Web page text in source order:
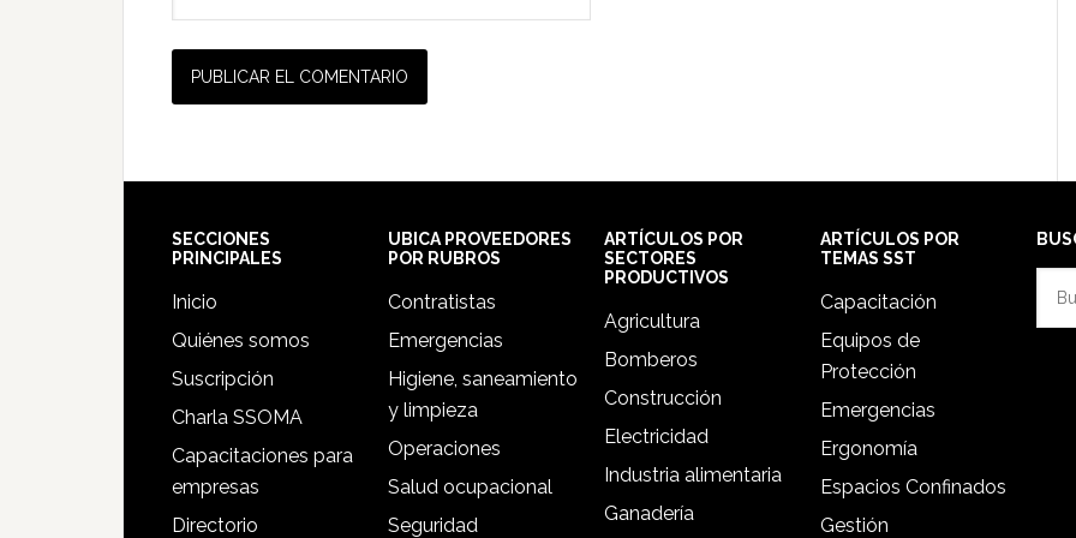
Footer
SECCIONES
PRINCIPALES
Inicio
Quiénes somos
Suscripción
Charla SSOMA
Capacitaciones para
empresas
Directorio
UBICA PROVEEDORES
POR RUBROS
Contratistas
Emergencias
Higiene, saneamiento
y limpieza
Operaciones
Salud ocupacional
Seguridad
ARTÍCULOS POR
SECTORES
PRODUCTIVOS
Agricultura
Bomberos
Construcción
Electricidad
Industria alimentaria
Ganadería
ARTÍCULOS POR
TEMAS SST
Capacitación
Equipos de
Protección
Emergencias
Ergonomía
Espacios Confinados
Gestión